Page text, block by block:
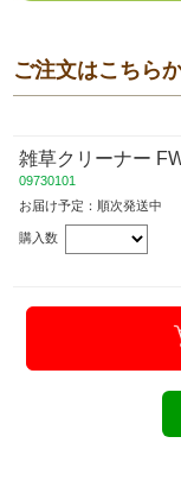
ご注文はこちら
雑草クリーナー
09730101
お届け予定：順次発送中
購入数